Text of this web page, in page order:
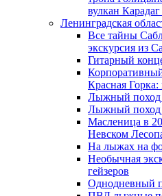
вулкан
Ленинградская
Все тайны
экскурсия из
Гитарный
Красная Горка:
Лыжный поход
Лыжный
Масленица в
Невском
На лыжах на
Необычная
гейзеров
Однодневный